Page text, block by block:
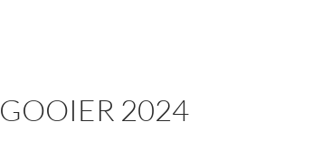
2024